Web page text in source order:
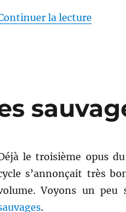
la lecturede «
le troisième opus
s’annonçait très
Voyons un
.